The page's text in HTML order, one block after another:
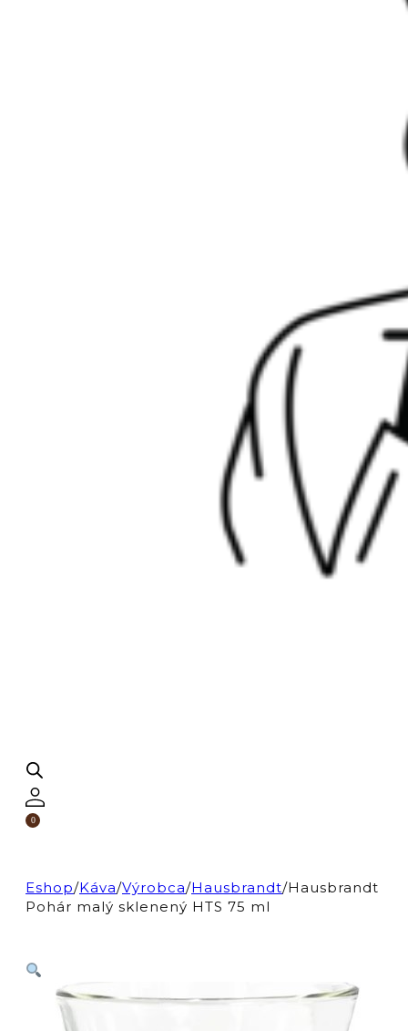
0
Eshop/Káva/Výrobca/Hausbrandt/Hausbrandt
Pohár malý sklenený HTS 75 ml